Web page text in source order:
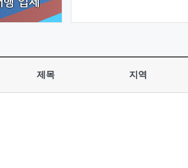
제목 지역